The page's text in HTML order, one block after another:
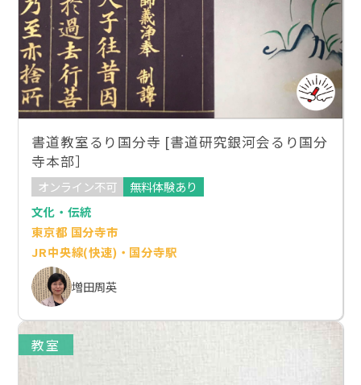
書道教室るり国分寺 [書道研究銀河会るり国分
寺本部］
オンライン不可
無料体験あり
文化・伝統
東京都 国分寺市
JR中央線(快速)・国分寺駅
増田周英
教室